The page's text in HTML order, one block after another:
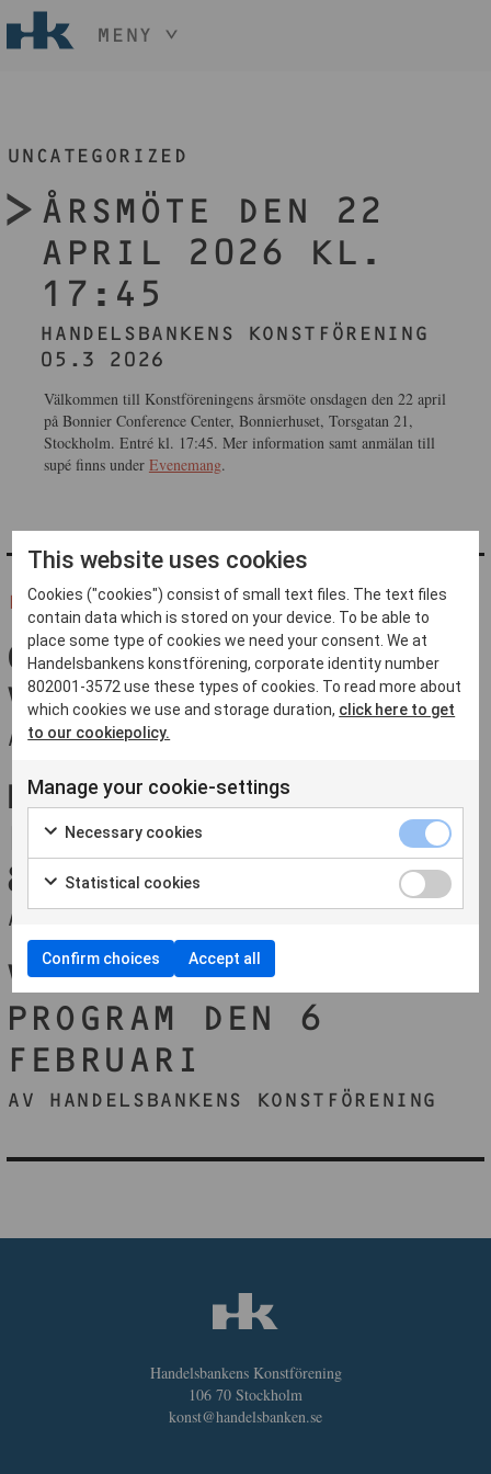
MENY
KONST
EVENEMANG
MEDLEM
BLI MEDLEM
UNCATEGORIZED
ÅRSMÖTE DEN 22
APRIL 2026 KL.
17:45
HANDELSBANKENS KONSTFÖRENING
05.3 2026
Välkommen till Konstföreningens årsmöte onsdagen den 22 april
på Bonnier Conference Center, Bonnierhuset, Torsgatan 21,
Stockholm. Entré kl. 17:45. Mer information samt anmälan till
supé finns under Evenemang.
FLER FRÅN 'UNCATEGORIZED'
GRATTIS ALLA
VINNARE!
AV HANDELSBANKENS KONSTFÖRENING
KONSTFÖRENINGENS
FÖDELSEDAGSFIRANDE
8 OKTOBER
AV HANDELSBANKENS KONSTFÖRENING
VI SLÄPPER VÅRENS
PROGRAM DEN 6
FEBRUARI
AV HANDELSBANKENS KONSTFÖRENING
Handelsbankens Konstförening
106 70 Stockholm
konst@handelsbanken.se
This website uses cookies
Cookies ("cookies") consist of small text files. The text files
contain data which is stored on your device. To be able to
place some type of cookies we need your consent. We at
Handelsbankens konstförening, corporate identity number
802001-3572 use these types of cookies. To read more about
which cookies we use and storage duration, click here to get
to our cookiepolicy.
Manage your cookie-settings
Necessary cookies
Statistical cookies
Confirm choices Accept all